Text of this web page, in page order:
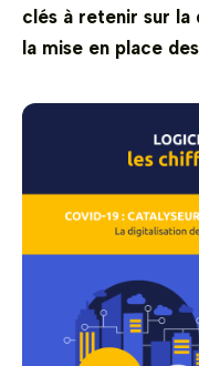
clés à retenir sur
la mise en place